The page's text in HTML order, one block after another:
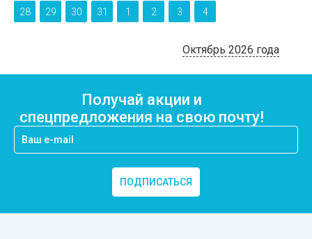
28
29
30
31
1
2
3
4
Октябрь 2026 года
Получай акции и
спецпредложения на свою почту!
ПОДПИСАТЬСЯ